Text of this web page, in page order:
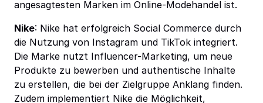
angesagtesten Marken im Online-Modehandel ist.
Nike: Nike hat erfolgreich Social Commerce durch
die Nutzung von Instagram und TikTok integriert.
Die Marke nutzt Influencer-Marketing, um neue
Produkte zu bewerben und authentische Inhalte
zu erstellen, die bei der Zielgruppe Anklang finden.
Zudem implementiert Nike die Möglichkeit,